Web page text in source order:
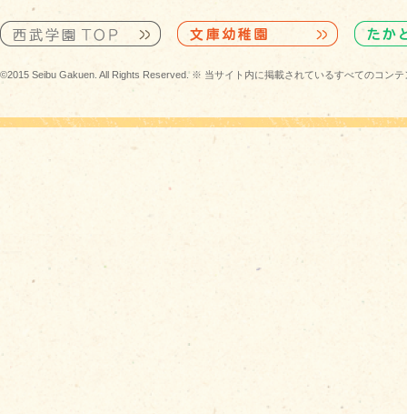
©2015 Seibu Gakuen. All Rights Reserved. ※ 当サイト内に掲載されているすべてのコン